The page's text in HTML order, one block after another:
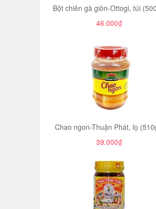
Bột chiên gà giòn-Ottogi, túi
46.000₫
Chao ngon-Thuận Phát, lọ
39.000₫